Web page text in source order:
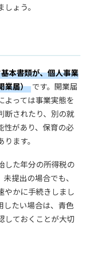
ょう。
本書類が、個人事業
業届） です。開業届
よっては事業実態を
断されたり、別の就
性があり、保育の必
ます。
した年分の所得税の
提出の場合でも、
やかに手続きしまし
したい場合は、青色
しておくことが大切